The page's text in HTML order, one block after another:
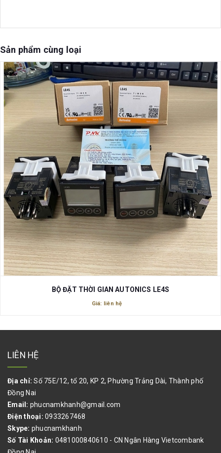
Sản phẩm cùng loại
BỘ ĐẶT THỜI GIAN AUTONICS LE4S
Giá: liên hệ
LIÊN HỆ
Địa chỉ: Số 75E/12, tổ 20, KP 2, Phường Trảng Dài, Thành phố
Đồng Nai
Email: phucnamkhanh@gmail.com
Điện thoại: 0933267468
Skype: phucnamkhanh
Số Tài Khoản: 0481000840610 - CN Ngân Hàng Vietcombank